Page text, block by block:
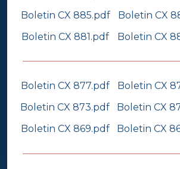
Boletin CX 885.pdf
Boletin CX
Boletin CX 881.pdf
Boletin CX
Boletin CX 877.pdf Boletin CX
Boletin CX 873.pdf
Boletin CX
Boletin CX 869.pdf
Boletin CX